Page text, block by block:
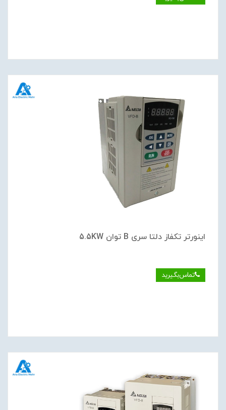
اینورتر تکفاز دلتا سری B توان 5.5KW
تماس‌بگیرید